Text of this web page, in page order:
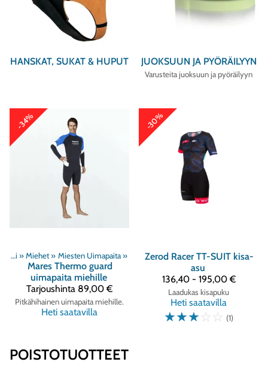
HANSKAT, SUKAT & HUPUT JUOKSUUN JA PYÖRÄILYYN
Varusteita juoksuun ja pyöräilyyn
-34%
Uinti ‪» Miehet‪» Miesten Uimapaita ‪»
Mares Thermo guard
uimapaita miehille
Tarjoushinta 89,00 €
Pitkähihainen uimapaita miehille.
Heti saatavilla
-30%
Zerod Racer TT-SUIT kisa-
asu
136,40 - 195,00 €
Laadukas kisapuku
Heti saatavilla
☆☆☆☆ ☆ (1)
POISTOTUOTTEET